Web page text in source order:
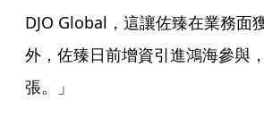
DJO Global，這讓佐臻在業務面
外，佐臻日前增資引進鴻海參與
張。」